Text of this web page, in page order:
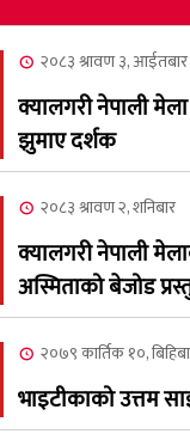
२०८३ श्रावण ३, आईतबार
क्यालगरी नेपाली
झुमाए दर्शक
२०८३ श्रावण २, शनिबार
क्यालगरी नेपाली
अस्मिताको बेजोड
२०७९ कार्तिक १०,
भाइटीकाको उत्तम